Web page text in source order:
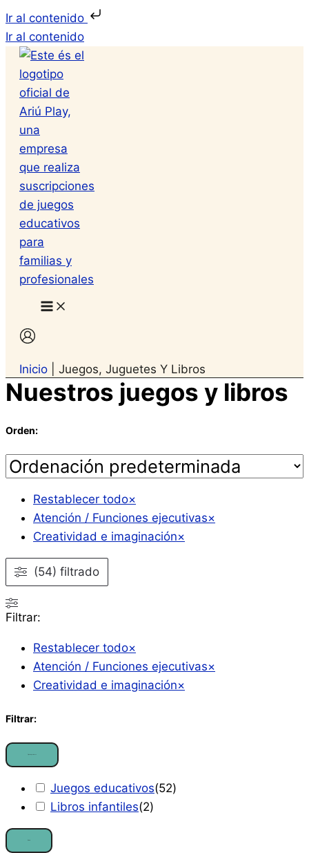
Ir al contenido
Ir al contenido
Inicio Juegos, Juguetes Y Libros
Nuestros juegos y libros
Orden:
Restablecer todo×
Atención / Funciones ejecutivas×
Creatividad e imaginación×
(54) filtrado
Filtrar:
Restablecer todo×
Atención / Funciones ejecutivas×
Creatividad e imaginación×
Filtrar:
Juegos educativos(52)
Libros infantiles(2)